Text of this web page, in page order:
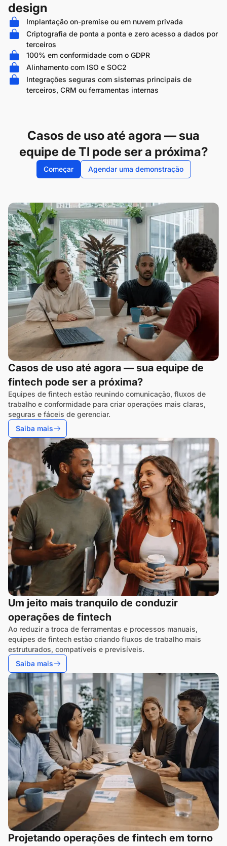
design
Implantação on-premise ou em nuvem privada
Criptografia de ponta a ponta e zero acesso a dados por
terceiros
100% em conformidade com o GDPR
Alinhamento com ISO e SOC2
Integrações seguras com sistemas principais de
terceiros, CRM ou ferramentas internas
Casos de uso até agora — sua
equipe de TI pode ser a próxima?
Começar Agendar uma demonstração
Casos de uso até agora — sua equipe de
fintech pode ser a próxima?
Equipes de fintech estão reunindo comunicação, fluxos de
trabalho e conformidade para criar operações mais claras,
seguras e fáceis de gerenciar.
Saiba mais
Um jeito mais tranquilo de conduzir
operações de fintech
Ao reduzir a troca de ferramentas e processos manuais,
equipes de fintech estão criando fluxos de trabalho mais
estruturados, compatíveis e previsíveis.
Saiba mais
Projetando operações de fintech em torno